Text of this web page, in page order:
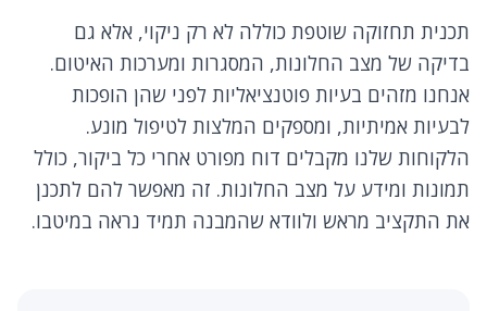
תכנית תחזוקה שוטפת כוללה לא רק ניקוי, אלא גם
בדיקה של מצב החלונות, המסגרות ומערכות האיטום.
אנחנו מזהים בעיות פוטנציאליות לפני שהן הופכות
לבעיות אמיתיות, ומספקים המלצות לטיפול מונע.
הלקוחות שלנו מקבלים דוח מפורט אחרי כל ביקור, כולל
תמונות ומידע על מצב החלונות. זה מאפשר להם לתכנן
את התקציב מראש ולוודא שהמבנה תמיד נראה במיטבו.